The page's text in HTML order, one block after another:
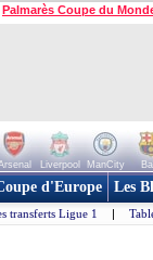
Palmarès Coupe du
Liverpool ManCity
d'Europe Les
transferts Ligue 1 |